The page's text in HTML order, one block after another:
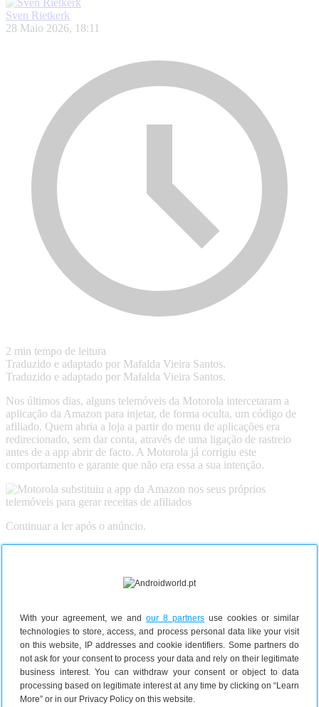
With your agreement, we and our 8 partners use cookies or similar
technologies to store, access, and process personal data like your visit
on this website, IP addresses and cookie identifiers. Some partners do
not ask for your consent to process your data and rely on their legitimate
business interest. You can withdraw your consent or object to data
processing based on legitimate interest at any time by clicking on “Learn
More” or in our Privacy Policy on this website.
Sven Rietkerk
28 Maio 2026, 18:11
2 min tempo de leitura
Traduzido e adaptado por Mafalda Vieira Santos.
Traduzido e adaptado por Mafalda Vieira Santos.
Nos últimos dias, alguns telemóveis da Motorola intercetaram a
aplicação da Amazon para injetar, de forma oculta, um código de
afiliado. Quem abria a loja a partir do menu de aplicações era
redirecionado, sem dar conta, através de uma ligação de rastreio
antes de a app abrir de facto. A Motorola já corrigiu este
comportamento e garante que não era essa a sua intenção.
Continuar a ler após o anúncio.
Estás a usar um adblocker. Lamentamos, mas precisamos de
publicidade para poder oferecer os nossos artigos gratuitamente.
permissões
. Agradecemos desde já!
Pagar a terceiros
Tudo começou com uma atualização da aplicação Smart Feed da
Motorola. Esteupdatefez com que a app da Amazon instalada nos
dispositivos passasse a incluir um código de afiliado extra.